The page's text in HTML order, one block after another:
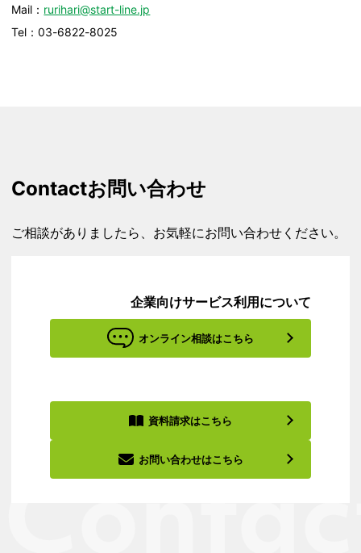
Mail： rurihari@start-line.jp
Tel：03-6822-8025
Contactお問い合わせ
ご相談がありましたら、お気軽にお問い合わせください。
企業向けサービス利用について
オンライン相談はこちら
資料請求はこちら
お問い合わせはこちら